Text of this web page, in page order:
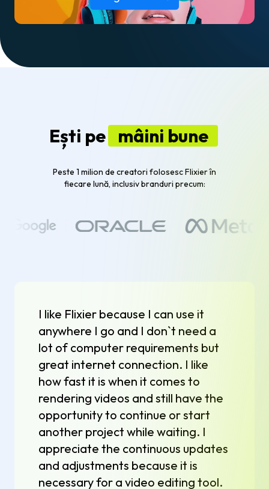
Ești pe mâini bune
Peste 1 milion de creatori folosesc Flixier în
fiecare lună, inclusiv branduri precum:
I like Flixier because I can use it
anywhere I go and I don`t need a
lot of computer requirements but
great internet connection. I like
how fast it is when it comes to
rendering videos and still have the
opportunity to continue or start
another project while waiting. I
appreciate the continuous updates
and adjustments because it is
necessary for a video editing tool.